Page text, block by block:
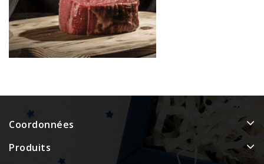
Coordonnées
Produits